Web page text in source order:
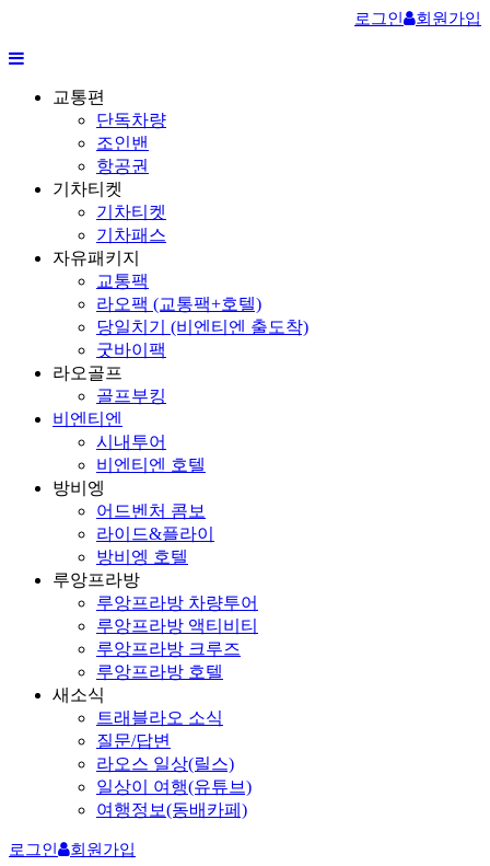
로그인 회원가입
교통편
단독차량
조인밴
항공권
기차티켓
기차티켓
기차패스
자유패키지
교통팩
라오팩 (교통팩+호텔)
당일치기 (비엔티엔 출도착)
굿바이팩
라오골프
골프부킹
비엔티엔
시내투어
비엔티엔 호텔
방비엥
어드벤처 콤보
라이드&플라이
방비엥 호텔
루앙프라방
루앙프라방 차량투어
루앙프라방 액티비티
루앙프라방 크루즈
루앙프라방 호텔
새소식
트래블라오 소식
질문/답변
라오스 일상(릴스)
일상이 여행(유튜브)
여행정보(동배카페)
로그인 회원가입